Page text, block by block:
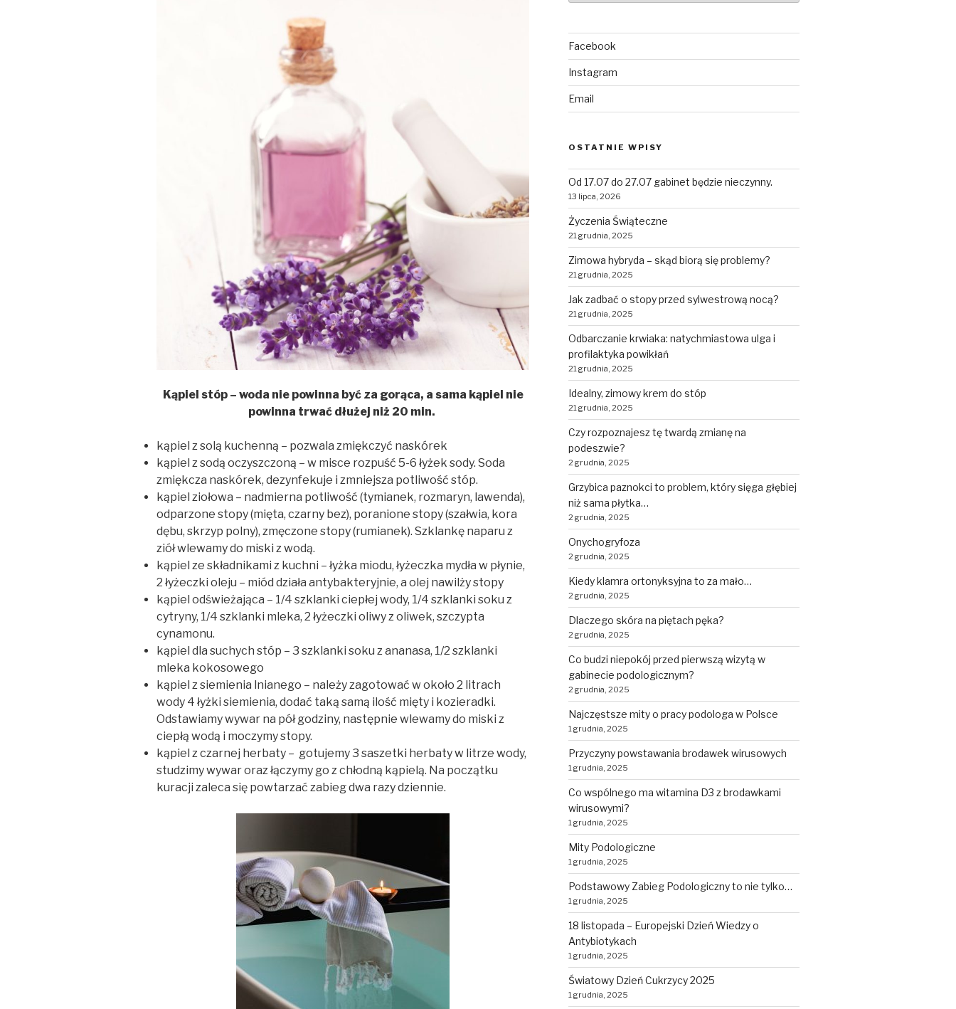
Kąpiel stóp – woda nie powinna być za gorąca, a sama kąpiel nie
powinna trwać dłużej niż 20 min.
kąpiel z solą kuchenną – pozwala zmiękczyć naskórek
kąpiel z sodą oczyszczoną – w misce rozpuść 5-6 łyżek sody. Soda
zmiękcza naskórek, dezynfekuje i zmniejsza potliwość stóp.
kąpiel ziołowa – nadmierna potliwość (tymianek, rozmaryn, lawenda),
odparzone stopy (mięta, czarny bez), poranione stopy (szałwia, kora
dębu, skrzyp polny), zmęczone stopy (rumianek). Szklankę naparu z
ziół wlewamy do miski z wodą.
kąpiel ze składnikami z kuchni – łyżka miodu, łyżeczka mydła w płynie,
2 łyżeczki oleju – miód działa antybakteryjnie, a olej nawilży stopy
kąpiel odświeżająca – 1/4 szklanki ciepłej wody, 1/4 szklanki soku z
cytryny, 1/4 szklanki mleka, 2 łyżeczki oliwy z oliwek, szczypta
cynamonu.
kąpiel dla suchych stóp – 3 szklanki soku z ananasa, 1/2 szklanki
mleka kokosowego
kąpiel z siemienia lnianego – należy zagotować w około 2 litrach
wody 4 łyżki siemienia, dodać taką samą ilość mięty i kozieradki.
Odstawiamy wywar na pół godziny, następnie wlewamy do miski z
ciepłą wodą i moczymy stopy.
kąpiel z czarnej herbaty – gotujemy 3 saszetki herbaty w litrze wody,
studzimy wywar oraz łączymy go z chłodną kąpielą. Na początku
kuracji zaleca się powtarzać zabieg dwa razy dziennie.
Facebook
Instagram
Email
OSTATNIE WPISY
Od 17.07 do 27.07 gabinet będzie nieczynny.
13 lipca, 2026
Życzenia Świąteczne
21 grudnia, 2025
Zimowa hybryda – skąd biorą się problemy?
21 grudnia, 2025
Jak zadbać o stopy przed sylwestrową nocą?
21 grudnia, 2025
Odbarczanie krwiaka: natychmiastowa ulga i
profilaktyka powikłań
21 grudnia, 2025
Idealny, zimowy krem do stóp
21 grudnia, 2025
Czy rozpoznajesz tę twardą zmianę na
podeszwie?
2 grudnia, 2025
Grzybica paznokci to problem, który sięga głębiej
niż sama płytka…
2 grudnia, 2025
Onychogryfoza
2 grudnia, 2025
Kiedy klamra ortonyksyjna to za mało…
2 grudnia, 2025
Dlaczego skóra na piętach pęka?
2 grudnia, 2025
Co budzi niepokój przed pierwszą wizytą w
gabinecie podologicznym?
2 grudnia, 2025
Najczęstsze mity o pracy podologa w Polsce
1 grudnia, 2025
Przyczyny powstawania brodawek wirusowych
1 grudnia, 2025
Co wspólnego ma witamina D3 z brodawkami
wirusowymi?
1 grudnia, 2025
Mity Podologiczne
1 grudnia, 2025
Podstawowy Zabieg Podologiczny to nie tylko…
1 grudnia, 2025
18 listopada – Europejski Dzień Wiedzy o
Antybiotykach
1 grudnia, 2025
Światowy Dzień Cukrzycy 2025
1 grudnia, 2025